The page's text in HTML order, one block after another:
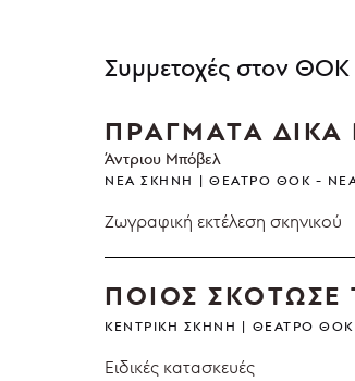
Συμμετοχές στον ΘΟΚ
ΠΡΑΓΜΑΤΑ
Άντριου Μπόβελ
ΝΈΑ ΣΚΗΝΉ ΘΈΑΤΡΟ ΘΟΚ -
Ζωγραφική εκτέλεση σκηνικού
ΠΟΙΟΣ
ΚΕΝΤΡΙΚΉ ΣΚΗΝΉ ΘΈΑΤΡΟ ΘΟΚ
Ειδικές κατασκευές